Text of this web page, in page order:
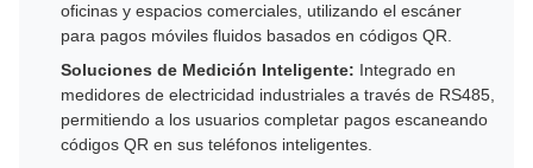
oficinas y espacios comerciales, utilizando el escáner
para pagos móviles fluidos basados en códigos QR.
Soluciones de Medición Inteligente: Integrado en
medidores de electricidad industriales a través de RS485,
permitiendo a los usuarios completar pagos escaneando
códigos QR en sus teléfonos inteligentes.